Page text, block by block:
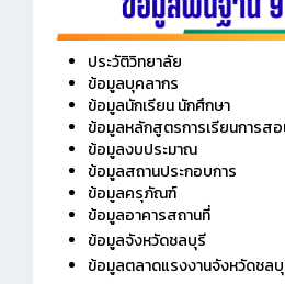
ประวัติวิทยาลัย
ข้อมูลบุคลากร
ข้อมูลนักเรียน นักศึกษา
ข้อมูลหลักสูตรการเรียนการสอน
ข้อมูลงบประมาณ
ข้อมูลสถานประกอบการ
ข้อมูลครุภัณฑ์
ข้อมูลอาคารสถานที่
ข้อมูลจังหวัดชลบุรี